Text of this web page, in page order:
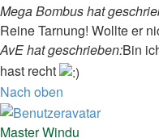
Mega Bombus hat
Reine Tarnung! Wollte er
AvE hat geschrieben:Bin
hast recht
Nach oben
Master Windu